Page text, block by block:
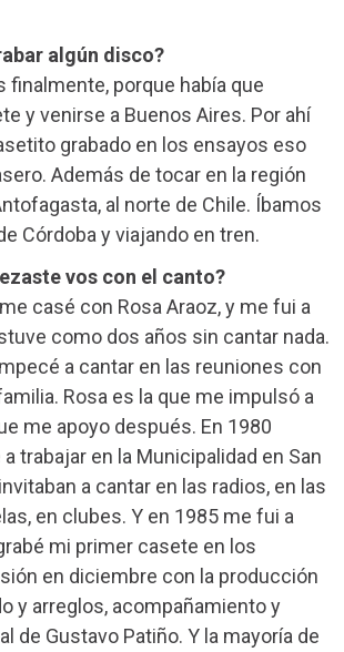
algún disco?
finalmente, porque había que
y venirse a Buenos Aires. Por ahí
grabado en los ensayos eso
Además de tocar en la región
al norte de Chile. Íbamos
Córdoba y viajando en tren.
vos con el canto?
casé con Rosa Araoz, y me fui a
como dos años sin cantar nada.
a cantar en las reuniones con
Rosa es la que me impulsó a
me apoyo después. En 1980
trabajar en la Municipalidad en San
a cantar en las radios, en las
en clubes. Y en 1985 me fui a
mi primer casete en los
en diciembre con la producción
y arreglos, acompañamiento y
de Gustavo Patiño. Y la mayoría de